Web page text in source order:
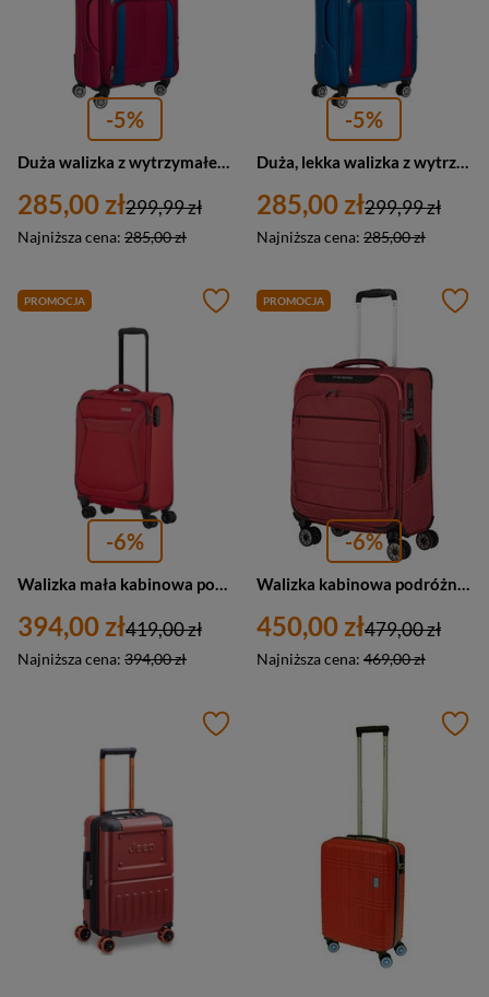
-5%
285,00 zł
Najniższa cena: 285,00 zł
299,99 zł
-5%
285,00 zł
Najniższa cena: 285,00 zł
299,99 zł
PROMOCJA
-6%
Walizka mała kabinowa podróżna czerwona 4 kółka - Travelite Chios 80047-10
394,00 zł
Najniższa cena: 394,00 zł
419,00 zł
PROMOCJA
-6%
Walizka kabinowa podróżna mała czerwona - Travelite Skaii 92647-12
450,00 zł
Najniższa cena: 469,00 zł
479,00 zł